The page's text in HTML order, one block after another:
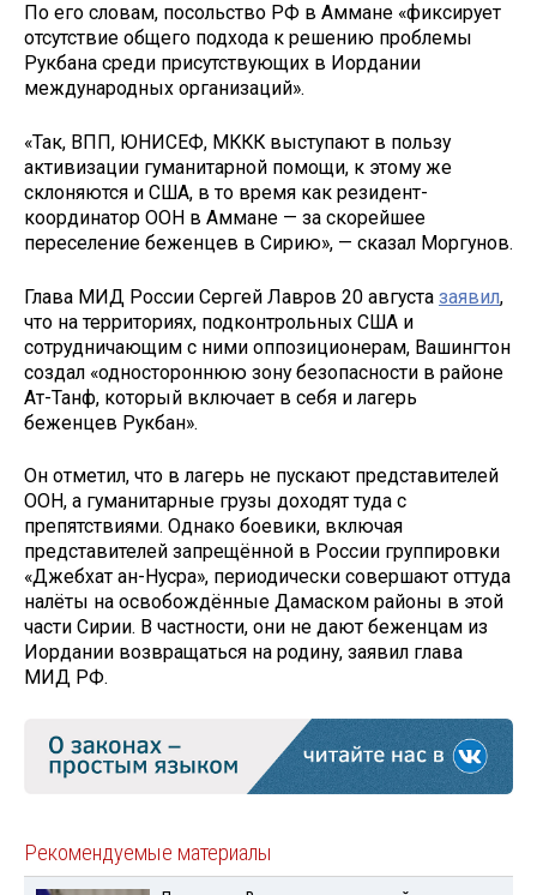
По его словам, посольство РФ в Аммане «фиксирует
отсутствие общего подхода к решению проблемы
Рукбана среди присутствующих в Иордании
международных организаций».
«Так, ВПП, ЮНИСЕФ, МККК выступают в пользу
активизации гуманитарной помощи, к этому же
склоняются и США, в то время как резидент-
координатор ООН в Аммане — за скорейшее
переселение беженцев в Сирию», — сказал Моргунов.
Глава МИД России Сергей Лавров 20 августа заявил,
что на территориях, подконтрольных США и
сотрудничающим с ними оппозиционерам, Вашингтон
создал «одностороннюю зону безопасности в районе
Ат-Танф, который включает в себя и лагерь
беженцев Рукбан».
Он отметил, что в лагерь не пускают представителей
ООН, а гуманитарные грузы доходят туда с
препятствиями. Однако боевики, включая
представителей запрещённой в России группировки
«Джебхат ан-Нусра», периодически совершают оттуда
налёты на освобождённые Дамаском районы в этой
части Сирии. В частности, они не дают беженцам из
Иордании возвращаться на родину, заявил глава
МИД РФ.
Рекомендуемые материалы